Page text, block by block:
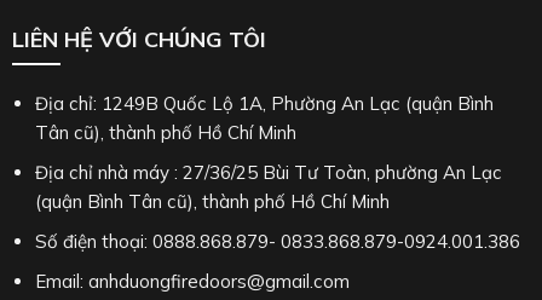
ÁNH DƯƠNG
THỐNG KÊ TRUY CẬP
Truy cập hôm nay: 595
Tổng lượt truy cập: 205640